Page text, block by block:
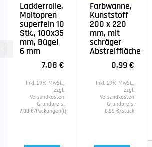
Lackierrolle,
Moltopren
superfein 10
Stk., 100x35
mm, Bügel
6 mm
7,08 €
Inkl. 19% MwSt.,
zzgl.
Versandkosten
Grundpreis:
7,08 €/Packungen(t)
Farbwanne,
Kunststoff
200 x 220
mm, mit
schräger
Abstreiffläche
0,99 €
Inkl. 19% MwSt.,
zzgl.
Versandkosten
Grundpreis:
0,99 €/Stück